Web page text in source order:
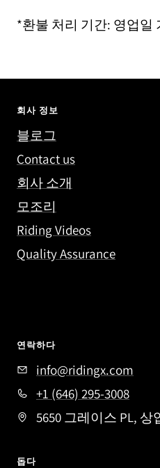
*환불 처리 기간: 영업일
회사 정보
블로그
Contact us
회사 소개
모조리
Riding Videos
Quality Assurance
연락하다
info@ridingx.com
+1 (646) 295-3008
5650 그레이스 PL,
돕다